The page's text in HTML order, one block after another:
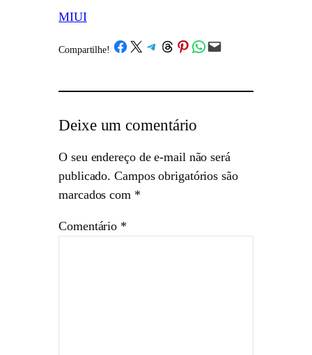
MIUI
Compartilhe!/Share on Facebook
Share on X Share on Telegram
Share on Threads
Share on Pinterest
Share on WhatsApp
Email this Page
Deixe um comentário
O seu endereço de e-mail não será
publicado. Campos obrigatórios são
marcados com *
Comentário *